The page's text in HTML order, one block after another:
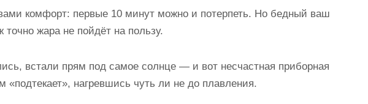
комфорт: первые 10 минут можно и потерпеть. Но бедный ваш
жара не пойдёт на пользу.
встали прям под самое солнце — и вот несчастная приборная
«подтекает», нагревшись чуть ли не до плавления.